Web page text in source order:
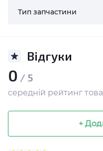
Тип запчастини
Відгуки
0 / 5
середній рейтинг
+